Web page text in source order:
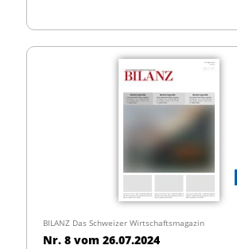
BILANZ Das Schweizer Wirtschaftsmagazin
Nr. 8 vom 26.07.2024